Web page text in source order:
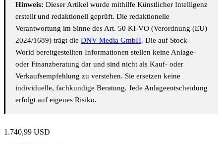
Hinweis: Dieser Artikel wurde mithilfe Künstlicher Intelligenz
erstellt und redaktionell geprüft. Die redaktionelle
Verantwortung im Sinne des Art. 50 KI-VO (Verordnung (EU)
2024/1689) trägt die DNV Media GmbH. Die auf Stock-
World bereitgestellten Informationen stellen keine Anlage-
oder Finanzberatung dar und sind nicht als Kauf- oder
Verkaufsempfehlung zu verstehen. Sie ersetzen keine
individuelle, fachkundige Beratung. Jede Anlageentscheidung
erfolgt auf eigenes Risiko.
1.740,99 USD